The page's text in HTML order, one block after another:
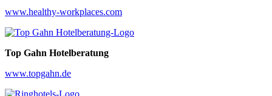
www.healthy-workplaces.com
Top Gahn Hotelberatung
www.topgahn.de